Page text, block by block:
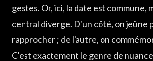
gestes. Or, ici, la date est commune,
central diverge. D'un côté, on jeûne
rapprocher ; de l'autre, on
C'est exactement le genre de